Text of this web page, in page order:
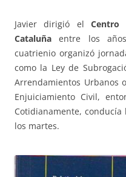
Javier dirigió elCentro
Cataluña entre los
cuatrienio organizó
como la Ley de
Arrendamientos Urbanos
Enjuiciamiento Civil,
Cotidianamente,
los martes.